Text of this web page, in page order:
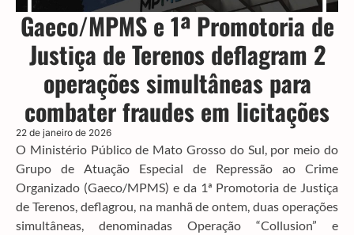
Gaeco/MPMS e 1ª Promotoria de
Justiça de Terenos deflagram 2
operações simultâneas para
combater fraudes em licitações
22 de janeiro de 2026
O Ministério Público de Mato Grosso do Sul, por meio do
Grupo de Atuação Especial de Repressão ao Crime
Organizado (Gaeco/MPMS) e da 1ª Promotoria de Justiça
de Terenos, deflagrou, na manhã de ontem, duas operações
simultâneas, denominadas Operação “Collusion” e